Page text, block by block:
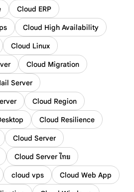
Cloud ERP
Cloud High Availability
Cloud Linux
Cloud Migration
Server
Cloud Region
Cloud Resilience
Cloud Server
Cloud Server ไทย
cloud vps Cloud Web App